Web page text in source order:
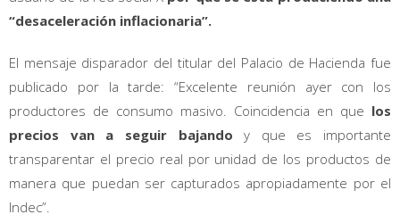
“desaceleración inflacionaria”.
El mensaje disparador del titular del Palacio de Hacienda fue
publicado por la tarde: “Excelente reunión ayer con los
productores de consumo masivo. Coincidencia en que los
precios van a seguir bajando y que es importante
transparentar el precio real por unidad de los productos de
manera que puedan ser capturados apropiadamente por el
Indec”.